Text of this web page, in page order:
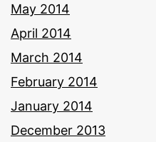
May 2014
April 2014
March 2014
February 2014
January 2014
December 2013